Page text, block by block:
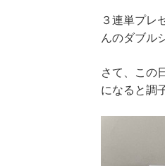
３連単プレ
んのダブル
さて、この
になると調